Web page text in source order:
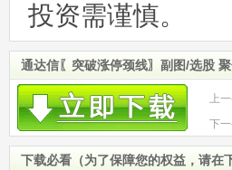
投资需谨慎。
通达信〖突破涨停颈线〗副图/选股
上
考
下一
南
下载必看（为了保障您的权益，请在